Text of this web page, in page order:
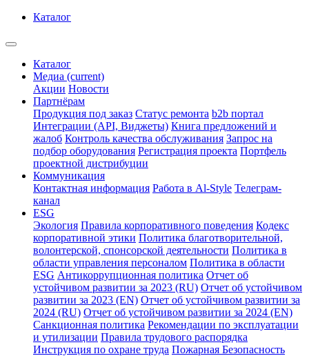
Каталог
Каталог
Медиа (current)
Акции Новости
Партнёрам
Продукция под заказ Статус ремонта b2b портал
Интеграции (API, Виджеты) Книга предложений и
жалоб Контроль качества обслуживания Запрос на
подбор оборудования Регистрация проекта Портфель
проектной дистрибуции
Коммуникация
Контактная информация Работа в Al-Style Телеграм-
канал
ESG
Экология Правила корпоративного поведения Кодекс
корпоративной этики Политика благотворительной,
волонтерской, спонсорской деятельности Политика в
области управления персоналом Политика в области
ESG Антикоррупционная политика Отчет об
устойчивом развитии за 2023 (RU) Отчет об устойчивом
развитии за 2023 (EN) Отчет об устойчивом развитии за
2024 (RU) Отчет об устойчивом развитии за 2024 (EN)
Санкционная политика Рекомендации по эксплуатации
и утилизации Правила трудового распорядка
Инструкция по охране труда Пожарная Безопасность